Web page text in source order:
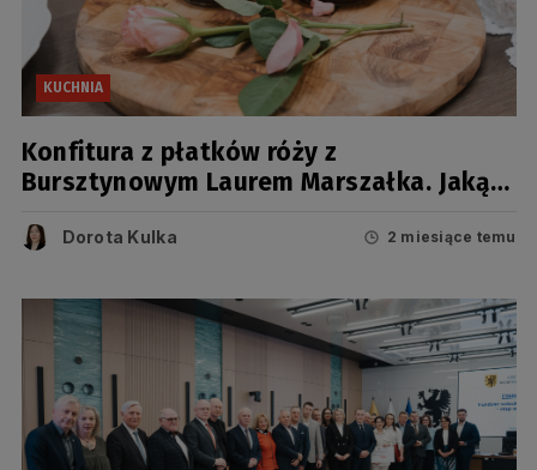
KUCHNIA
Konfitura z płatków róży z
Bursztynowym Laurem Marszałka. Jaką
[FOTO]Dorota Kulka 2 miesiące temu